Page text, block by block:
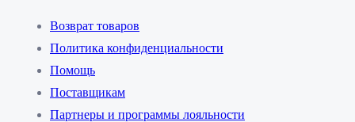
Возврат товаров
Политика конфиденциальности
Помощь
Поставщикам
Партнеры и программы лояльности